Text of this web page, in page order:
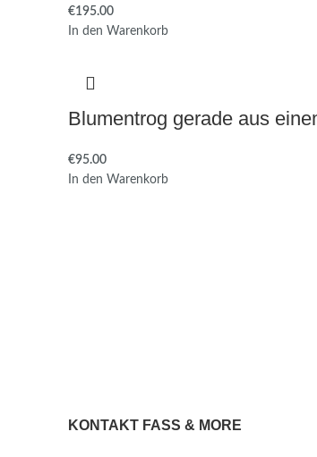
€195.00
In den Warenkorb
Blumentrog gerade aus
€95.00
In den Warenkorb
KONTAKT FASS & MORE